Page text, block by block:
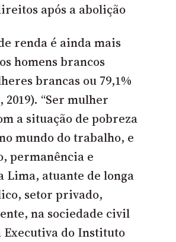
após a abolição
renda é ainda mais
homens brancos
brancas ou 79,1%
“Ser mulher
a situação de pobreza
mundo do trabalho, e
permanência e
Lima, atuante de longa
setor privado,
na sociedade civil
Executiva do Instituto